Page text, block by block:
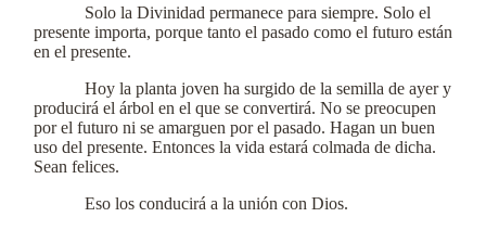
Solo la Divinidad permanece para siempre. Solo el
presente importa, porque tanto el pasado como el futuro están
en el presente.
Hoy la planta joven ha surgido de la semilla de ayer y
producirá el árbol en el que se convertirá. No se preocupen
por el futuro ni se amarguen por el pasado. Hagan un buen
uso del presente. Entonces la vida estará colmada de dicha.
Sean felices.
Eso los conducirá a la unión con Dios.